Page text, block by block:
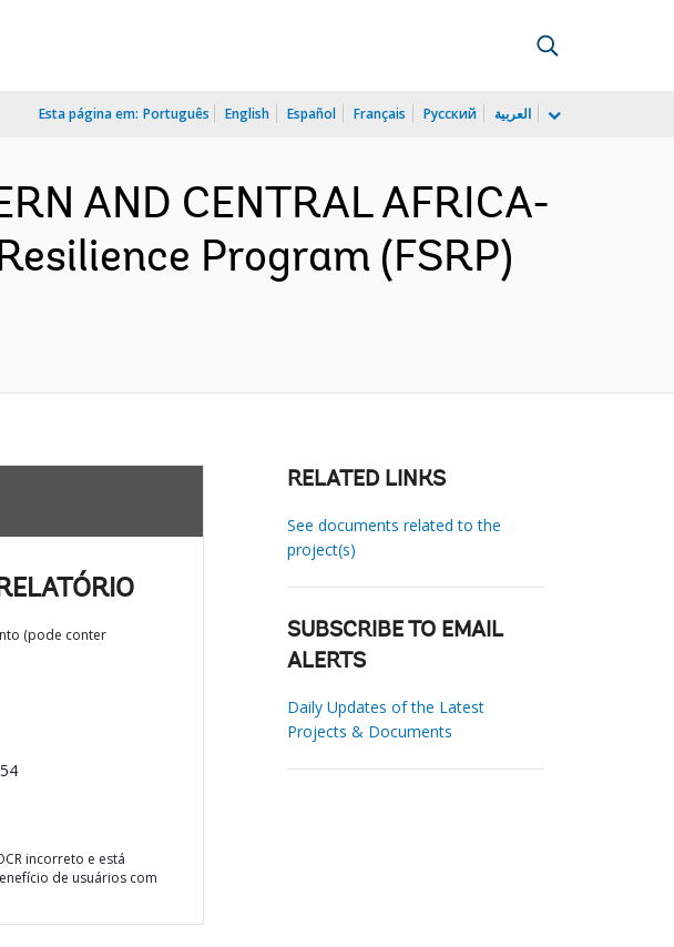
Esta página em: Português English Español Français Русский العربية
AND CENTRAL AFRICA-
Program (FSRP)
(pode conter
incorreto e está
de usuários com
RELATED LINKS
See documents related to the
project(s)
SUBSCRIBE TO EMAIL
ALERTS
Daily Updates of the Latest
Projects & Documents